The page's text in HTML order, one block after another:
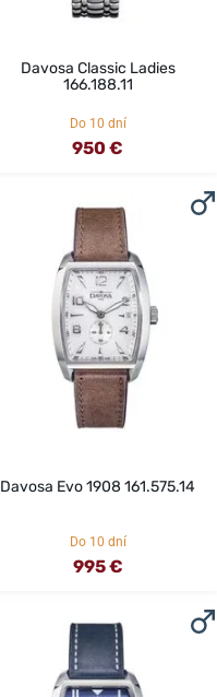
Davosa Classic Ladies
166.188.11
Do 10 dní
950 €
Davosa Evo 1908 161.575.14
Do 10 dní
995 €